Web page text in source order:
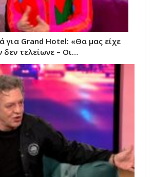
για Grand Hotel: «Θα μας είχε
δεν τελείωνε – Οι…